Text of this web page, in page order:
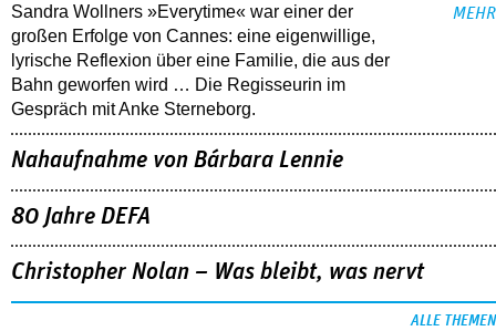
Sandra Wollners »Everytime« war einer der
großen Erfolge von Cannes: eine eigenwillige,
lyrische Reflexion über eine ­Familie, die aus der
Bahn geworfen wird … Die Regisseurin im
Gespräch mit Anke Sterneborg.
MEHR
Nahaufnahme von Bárbara Lennie
80 Jahre DEFA
Christopher Nolan – Was bleibt, was nervt
ALLE THEMEN